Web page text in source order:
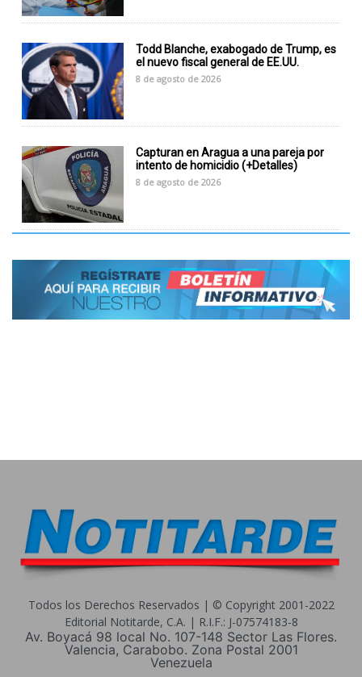
Todd Blanche, exabogado de Trump, es
el nuevo fiscal general de EE.UU.
8 de agosto de 2026
Capturan en Aragua a una pareja por
intento de homicidio (+Detalles)
8 de agosto de 2026
Todos los Derechos Reservados | © Copyright 2001-2022
Editorial Notitarde, C.A. | R.I.F.: J-07574183-8
Av. Boyacá 98 local No. 107-148 Sector Las Flores.
Valencia, Carabobo. Zona Postal 2001
Venezuela